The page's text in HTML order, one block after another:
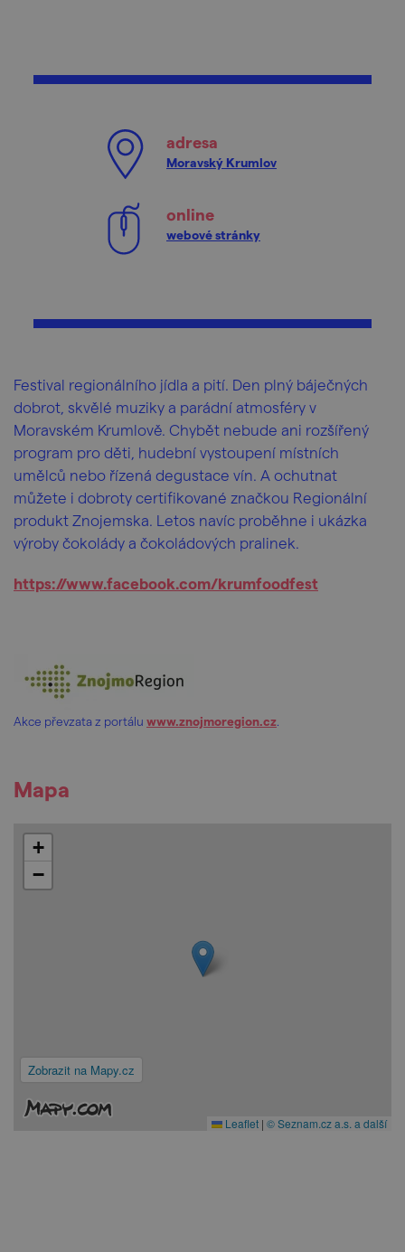
adresa
Moravský Krumlov
online
webové stránky
Festival regionálního jídla a pití. Den plný báječných
dobrot, skvělé muziky a parádní atmosféry v
Moravském Krumlově. Chybět nebude ani rozšířený
program pro děti, hudební vystoupení místních
umělců nebo řízená degustace vín. A ochutnat
můžete i dobroty certifikované značkou Regionální
produkt Znojemska. Letos navíc proběhne i ukázka
výroby čokolády a čokoládových pralinek.
https://www.facebook.com/krumfoodfest
Akce převzata z portálu www.znojmoregion.cz
Mapa
Zobrazit na Mapy.cz
+
−
Leaflet | © Seznam.cz a.s. a další